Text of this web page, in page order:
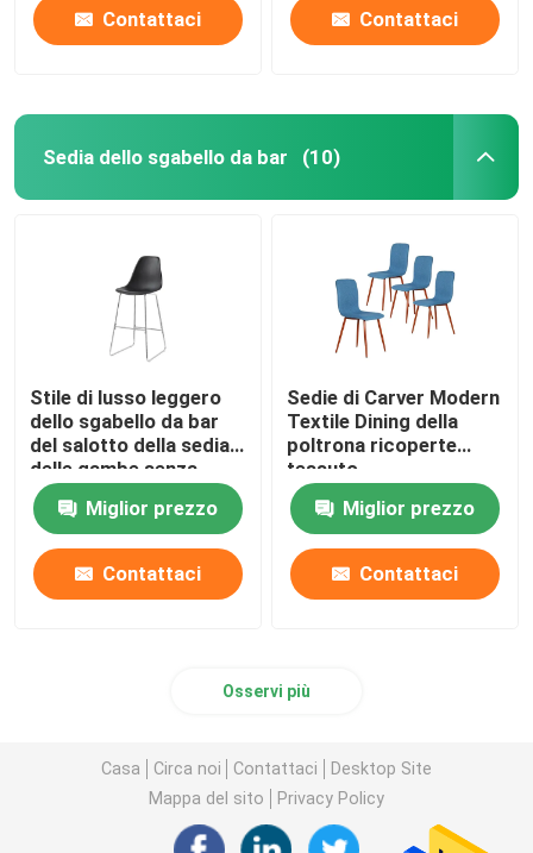
Contattaci Contattaci
Sedia dello sgabello da bar (10)
Stile di lusso leggero
dello sgabello da bar
del salotto della sedia
delle gambe senza
braccia del metallo
Miglior prezzo
Contattaci
Sedie di Carver Modern
Textile Dining della
poltrona ricoperte
tessuto
Miglior prezzo
Contattaci
Osservi più
Casa Circa noi Contattaci
Desktop Site
Mappa del sito
Privacy Policy